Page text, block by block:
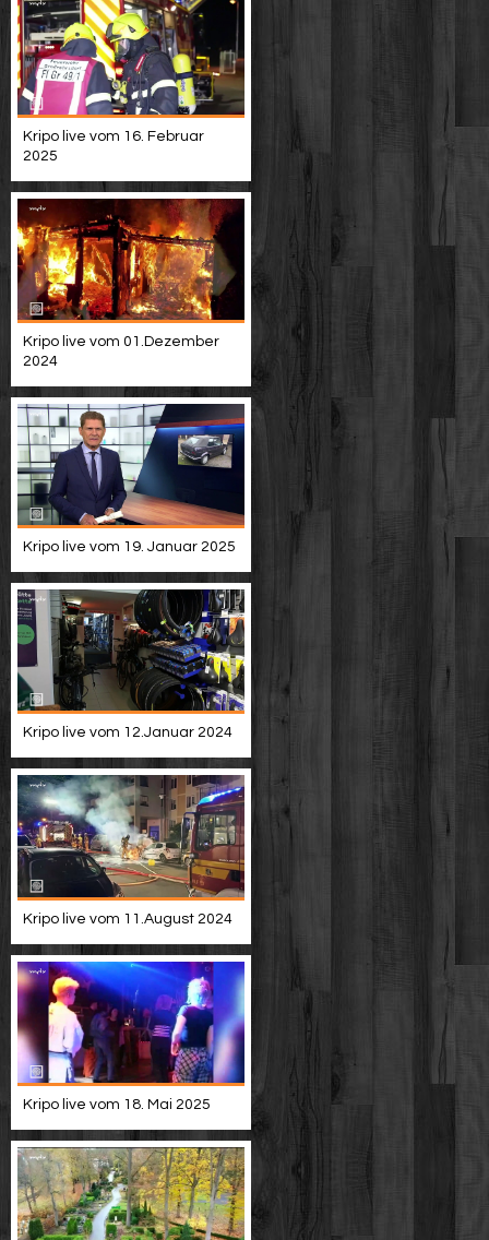
Kripo live vom 16. Februar
2025
Kripo live vom 01.Dezember
2024
Kripo live vom 19. Januar 2025
Kripo live vom 12.Januar 2024
Kripo live vom 11.August 2024
Kripo live vom 18. Mai 2025